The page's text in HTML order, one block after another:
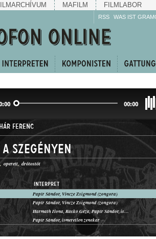
MAFILM FILMLABOR
RSS WAS IST
00:00
FERENC
szegényen
operett drótostót
INTERPRET
Papír Sándor, Vincze Zsigmond (zongora)
Papír Sándor, Vincze Zsigmond (zongora)
Harmath Ilona, Raskó Géza, Papír Sándor, ismeretlen zenész (zongora)
Papír Sándor, ismeretlen zenekar